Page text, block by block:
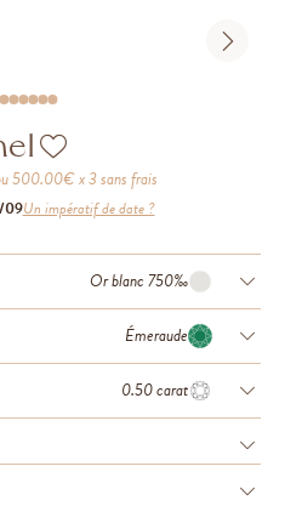
500.00€ x 3 sans frais
09Un impératif de date ?
Or blanc 750‰
Émeraude
0.50 carat